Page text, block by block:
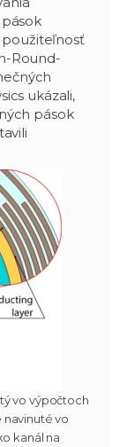
použiteľnosť
Round-
ukázali,
pások
vo výpočtoch
navinuté vo
kanál na